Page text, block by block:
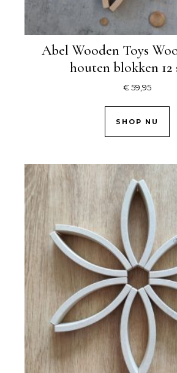
Abel Wooden Toys
houten blokken 12
€59,95
SHOP NU